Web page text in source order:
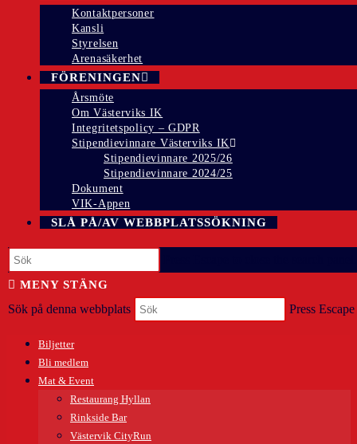
Kontaktpersoner
Kansli
Styrelsen
Arenasäkerhet
FÖRENINGEN
Årsmöte
Om Västerviks IK
Integritetspolicy – GDPR
Stipendievinnare Västerviks IK
Stipendievinnare 2025/26
Stipendievinnare 2024/25
Dokument
VIK-Appen
SLÅ PÅ/AV WEBBPLATSSÖKNING
MENY STÄNG
Sök på denna webbplats Press
Biljetter
Bli medlem
Mat & Event
Restaurang Hyllan
Rinkside Bar
Västervik CityRun